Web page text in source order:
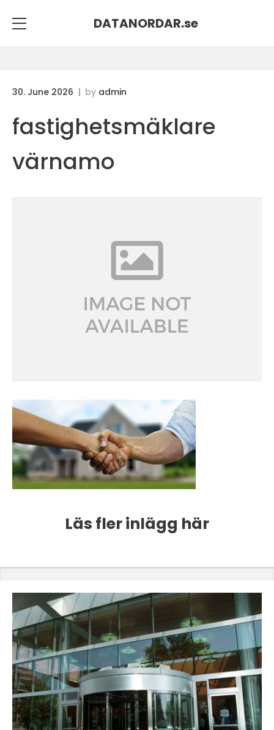
DATANORDAR.se
30. June 2026 by admin
fastighetsmäklare
värnamo
Läs fler inlägg här